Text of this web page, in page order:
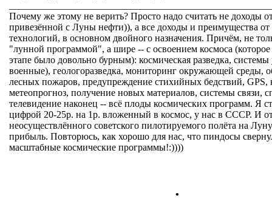
Почему же этому не верить? Просто надо считать не доходы
привезённой с Луны нефти)), а все доходы и преимущества
технологий, в основном двойного назначения. Причём, не
"лунной программой", а шире -- с освоением космоса
этапе было довольно бурным): космическая разведка, системы
военные), геологоразведка, мониторинг окружающей среды,
лесных пожаров, предупреждение стихийных бедствий, GPS,
метеопрогноз, получение новых материалов, системы связи,
телевидение наконец -- всё плоды космических программ. Я
цифрой 20-25р. на 1р. вложенный в космос, у нас в СССР. И
неосуществлённого советского пилотируемого полёта на
прибыль. Повторюсь, как хорошо для нас, что пиндосы
масштабные космические программы!:))))
.